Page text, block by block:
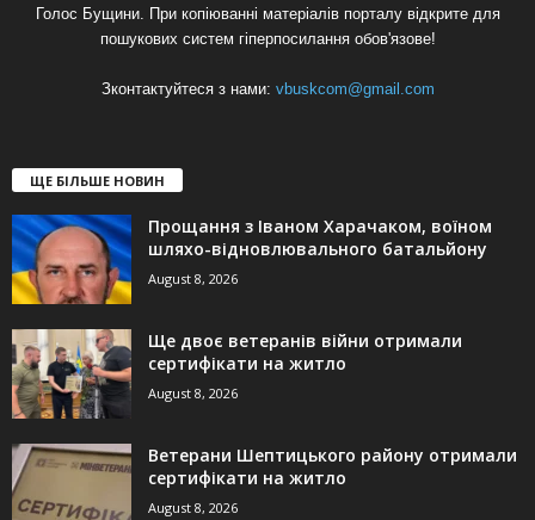
Голос Бущини. При копіюванні матеріалів порталу відкрите для
пошукових систем гіперпосилання обов'язове!
Зконтактуйтеся з нами: vbuskcom@gmail.com
ЩЕ БІЛЬШЕ НОВИН
Прощання з Іваном Харачаком, воїном
шляхо-відновлювального батальйону
August 8, 2026
Ще двоє ветеранів війни отримали
сертифікати на житло
August 8, 2026
Ветерани Шептицького району отримали
сертифікати на житло
August 8, 2026